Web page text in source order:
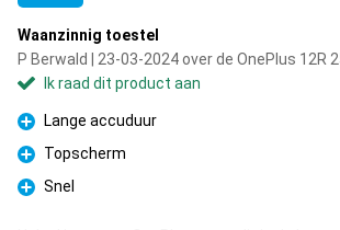
Waanzinnig toestel
P Berwald | 23-03-2024 over de OnePlus 12R
Ik raad dit product aan
Pluspunt
Lange accuduur
Pluspunt
Topscherm
Pluspunt
Snel